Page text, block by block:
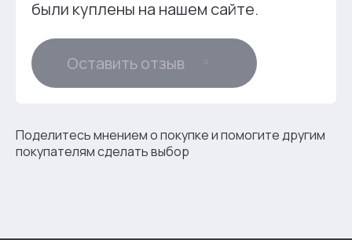
были куплены на нашем сайте.
Оставить отзыв
Поделитесь мнением о покупке и помогите другим
покупателям сделать выбор